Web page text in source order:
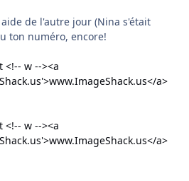
de l'autre jour (Nina s'était
ton numéro, encore!